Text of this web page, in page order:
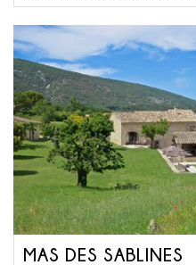
MAS DES SABLINES